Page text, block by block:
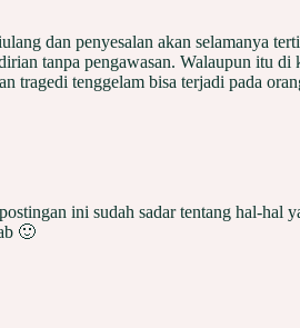
dan penyesalan akan selamanya
tanpa pengawasan. Walaupun itu di
tragedi tenggelam bisa terjadi pada
ini sudah sadar tentang hal-hal
🙂